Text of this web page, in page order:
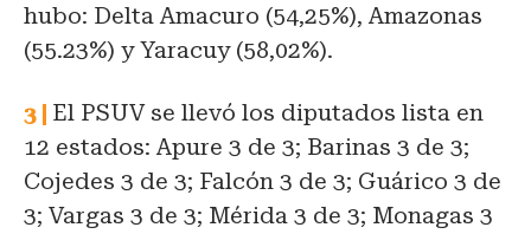
hubo: Delta Amacuro (54,25%), Amazonas
(55.23%) y Yaracuy (58,02%).
El PSUV se llevó los diputados lista en
12 estados: Apure 3 de 3; Barinas 3 de 3;
Cojedes 3 de 3; Falcón 3 de 3; Guárico 3 de
3; Vargas 3 de 3; Mérida 3 de 3; Monagas 3